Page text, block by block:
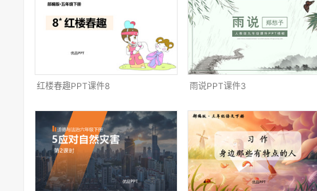
红楼春趣PPT课件8 雨说PPT课件3